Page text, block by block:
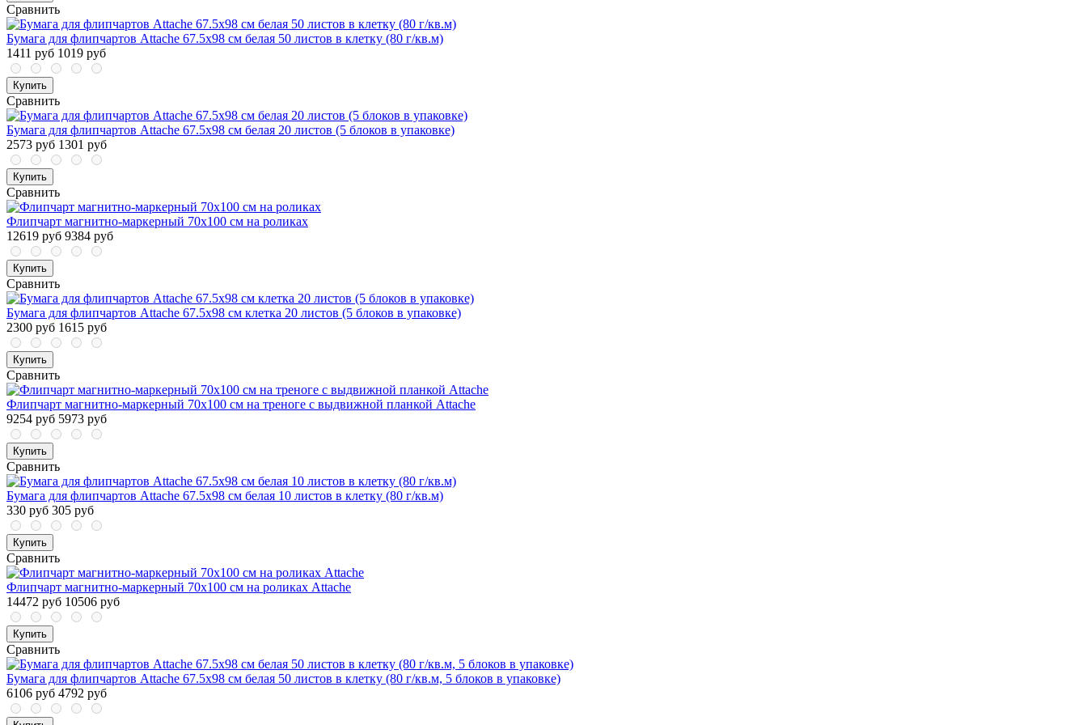
Сравнить
Бумага для флипчартов Attache 67.5х98 см белая 50 листов в клетку (80 г/кв.м)
1411 руб 1019 руб
Купить
Сравнить
Бумага для флипчартов Attache 67.5х98 см белая 20 листов (5 блоков в упаковке)
2573 руб 1301 руб
Купить
Сравнить
Флипчарт магнитно-маркерный 70х100 см на роликах
12619 руб 9384 руб
Купить
Сравнить
Бумага для флипчартов Attache 67.5х98 см клетка 20 листов (5 блоков в упаковке)
2300 руб 1615 руб
Купить
Сравнить
Флипчарт магнитно-маркерный 70х100 см на треноге с выдвижной планкой Attache
9254 руб 5973 руб
Купить
Сравнить
Бумага для флипчартов Attache 67.5х98 см белая 10 листов в клетку (80 г/кв.м)
330 руб 305 руб
Купить
Сравнить
Флипчарт магнитно-маркерный 70х100 см на роликах Attache
14472 руб 10506 руб
Купить
Сравнить
Бумага для флипчартов Attache 67.5х98 см белая 50 листов в клетку (80 г/кв.м, 5 блоков в упаковке)
6106 руб 4792 руб